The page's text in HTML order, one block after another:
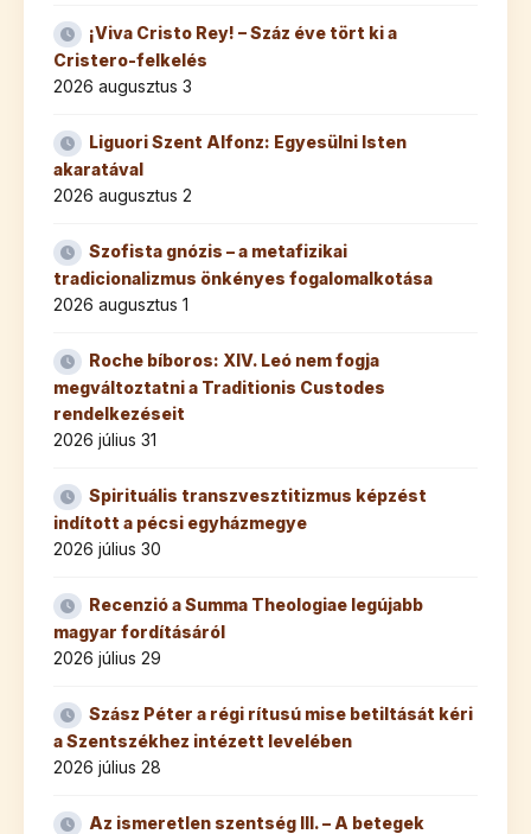
¡Viva Cristo Rey! – Száz éve tört ki a
Cristero-felkelés
2026 augusztus 3
Liguori Szent Alfonz: Egyesülni Isten
akaratával
2026 augusztus 2
Szofista gnózis – a metafizikai
tradicionalizmus önkényes fogalomalkotása
2026 augusztus 1
Roche bíboros: XIV. Leó nem fogja
megváltoztatni a Traditionis Custodes
rendelkezéseit
2026 július 31
Spirituális transzvesztitizmus képzést
indított a pécsi egyházmegye
2026 július 30
Recenzió a Summa Theologiae legújabb
magyar fordításáról
2026 július 29
Szász Péter a régi rítusú mise betiltását kéri
a Szentszékhez intézett levelében
2026 július 28
Az ismeretlen szentség III. – A betegek